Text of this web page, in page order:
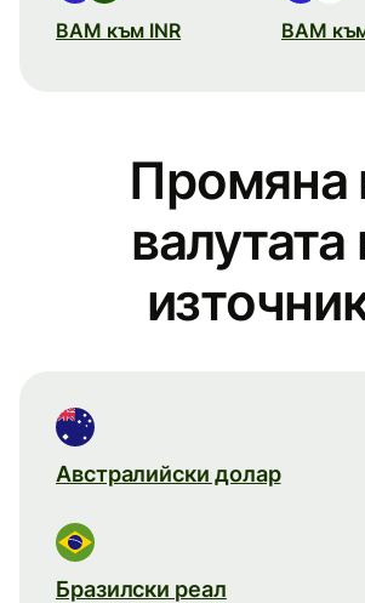
BAM към INR BAM
Промяна
валутата
Австралийски долар
Бразилски реал